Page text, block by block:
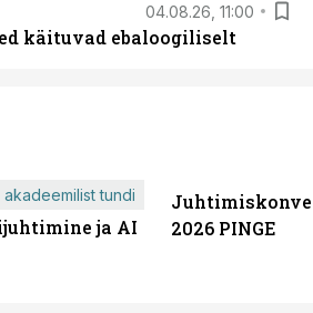
04.08.26, 11:00
käituvad ebaloogiliselt
ja AI
akadeemilist tundi
2026 PINGE